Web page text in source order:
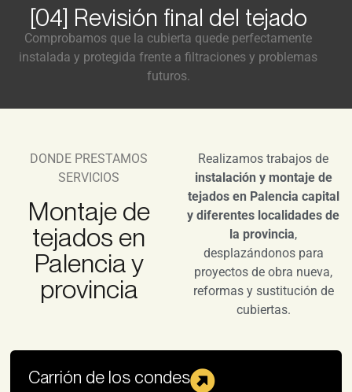
[04] Revisión final del tejado
Comprobamos que la cubierta quede perfectamente
instalada y protegida frente a filtraciones y problemas
futuros.
DONDE PRESTAMOS
SERVICIOS
Montaje de
tejados en
Palencia y
provincia
Realizamos trabajos de
instalación y montaje de
tejados en Palencia capital
y diferentes localidades de
la provincia,
desplazándonos para
proyectos de obra nueva,
reformas y sustitución de
cubiertas.
Carrión de los condes